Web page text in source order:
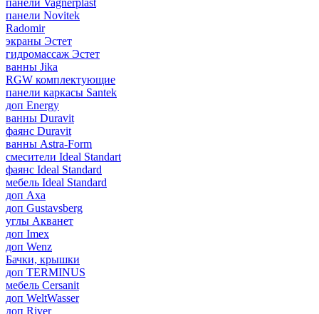
панели Vagnerplast
панели Novitek
Radomir
экраны Эстет
гидромассаж Эстет
ванны Jika
RGW комплектующие
панели каркасы Santek
доп Energy
ванны Duravit
фаянс Duravit
ванны Astra-Form
смесители Ideal Standart
фаянс Ideal Standard
мебель Ideal Standard
доп Axa
доп Gustavsberg
углы Акванет
доп Imex
доп Wenz
Бачки, крышки
доп TERMINUS
мебель Cersanit
доп WeltWasser
доп River